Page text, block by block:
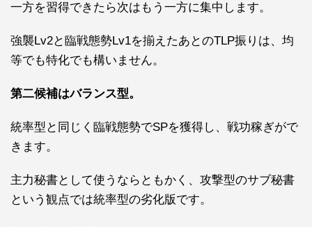
一方を習得できたら次はもう一方に集中します。
強襲Lv2と臨戦態勢Lv1を揃えたあとのTLP振りは、均
等でも特化でも構いません。
第二候補はバランス型。
統率型と同じく臨戦態勢でSPを獲得し、戦功稼ぎがで
きます。
主力秘書として使うならともかく、攻撃型のサブ秘書
という観点では統率型の劣化版です。